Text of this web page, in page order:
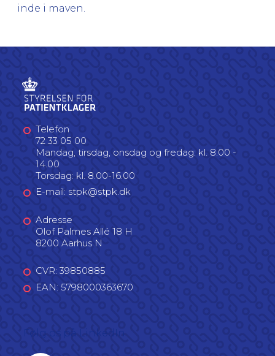
inde i maven.
Telefon
72 33 05 00
Mandag, tirsdag, onsdag og fredag: kl. 8.00 -
14.00
Torsdag: kl. 8.00-16.00
E-mail: stpk@stpk.dk
Adresse
Olof Palmes Allé 18 H
8200 Aarhus N
CVR: 39850885
EAN: 5798000363670